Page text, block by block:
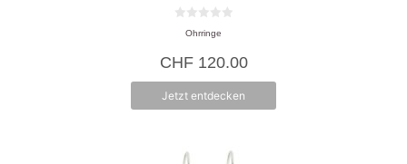
n
5
Ohrringe
CHF120.00
Jetzt entdecken